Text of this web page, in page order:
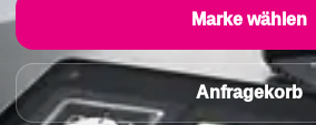
Marke wählen
Anfragekorb